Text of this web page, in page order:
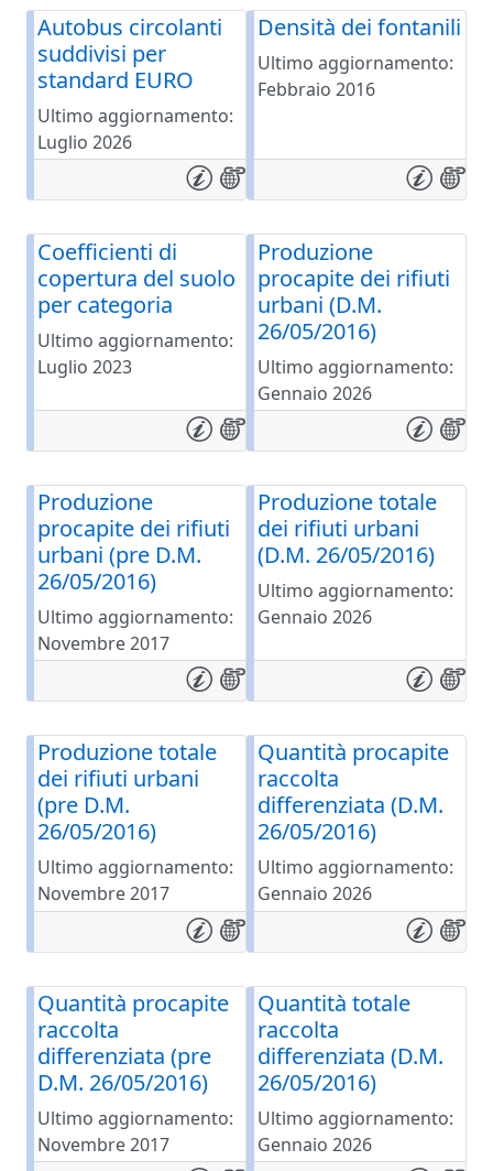
Autobus circolanti
suddivisi per
standard EURO
Ultimo aggiornamento:
Luglio 2026
Densità dei fontanili
Ultimo aggiornamento:
Febbraio 2016
Coefficienti di
copertura del suolo
per categoria
Ultimo aggiornamento:
Luglio 2023
Produzione
procapite dei rifiuti
urbani (D.M.
26/05/2016)
Ultimo aggiornamento:
Gennaio 2026
Produzione
procapite dei rifiuti
urbani (pre D.M.
26/05/2016)
Ultimo aggiornamento:
Novembre 2017
Produzione totale
dei rifiuti urbani
(D.M. 26/05/2016)
Ultimo aggiornamento:
Gennaio 2026
Produzione totale
dei rifiuti urbani
(pre D.M.
26/05/2016)
Ultimo aggiornamento:
Novembre 2017
Quantità procapite
raccolta
differenziata (D.M.
26/05/2016)
Ultimo aggiornamento:
Gennaio 2026
Quantità procapite
raccolta
differenziata (pre
D.M. 26/05/2016)
Ultimo aggiornamento:
Novembre 2017
Quantità totale
raccolta
differenziata (D.M.
26/05/2016)
Ultimo aggiornamento:
Gennaio 2026